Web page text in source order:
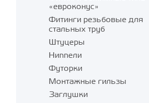
«евроконус»
Фитинги резьбовые для
стальных труб
Штуцеры
Ниппели
Футорки
Монтажные гильзы
Заглушки